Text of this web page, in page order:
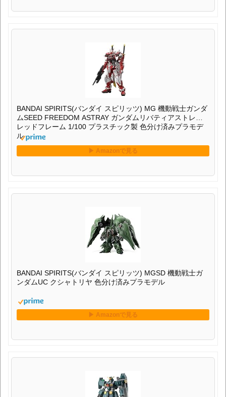
BANDAI SPIRITS(バンダイ スピリッツ) MG 機動戦士ガンダ
ムSEED FREEDOM ASTRAY ガンダムリバティアストレイ
レッドフレーム 1/100 プラスチック製 色分け済みプラモデ
ル
BANDAI SPIRITS(バンダイ スピリッツ) MGSD 機動戦士ガ
ンダムUC クシャトリヤ 色分け済みプラモデル